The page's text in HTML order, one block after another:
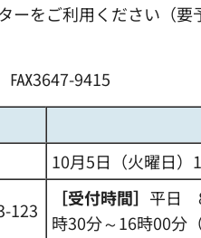
ーをご利用ください（
℻3647-9415
10月5日（火曜日）
123
［受付時間］ 平日
時30分～16時00分